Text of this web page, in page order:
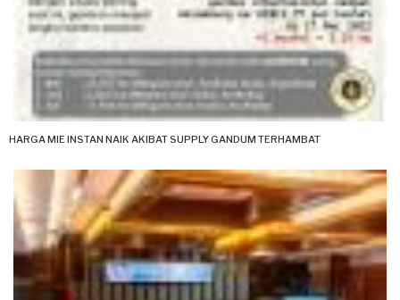
HARGA MIE INSTAN NAIK AKIBAT SUPPLY GANDUM TERHAMBAT